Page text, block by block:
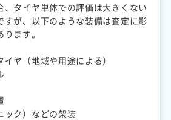
、タイヤ単体での評価は大きくない
すが、以下のような装備は査定に影
ます。
ヤ（地域や用途による）
ック）などの架装